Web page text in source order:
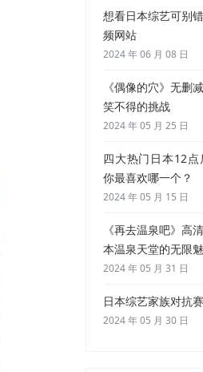
想看日本综艺可别
频网站
2024 年 06 月 08 日
《偶像的穴》无删
笑不得的挑战
2024 年 05 月 25 日
四大热门日本12点
你最喜欢哪一个？
2024 年 05 月 15 日
《再去温泉吧》高
本温泉天堂的无限
2024 年 05 月 31 日
日本综艺家族对抗
2024 年 05 月 30 日